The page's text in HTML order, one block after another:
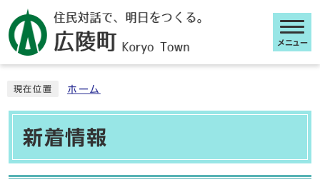
メニュー
現在位置 ホーム
新着情報